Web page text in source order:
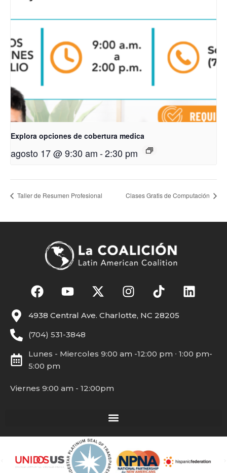
Explora opciones de cobertura medica
agosto 17 @ 9:30 am-2:30 pm
Taller de Resumen Profesional Clases Gratis de Computación
4938 Central Ave. Charlotte, NC 28205
(704) 531-3848
Lunes - Miercoles 9:00 am -12:00 pm ∙ 1:00 pm-
5:00 pm
Viernes 9:00 am - 12:00pm